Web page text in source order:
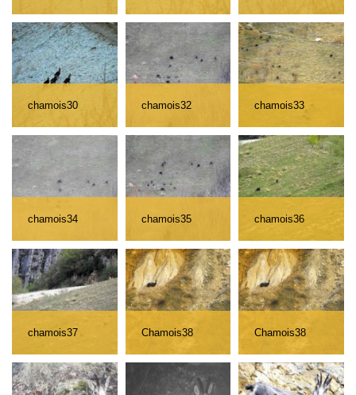
chamois30 chamois32 chamois33
chamois34 chamois35 chamois36
chamois37 Chamois38 Chamois38